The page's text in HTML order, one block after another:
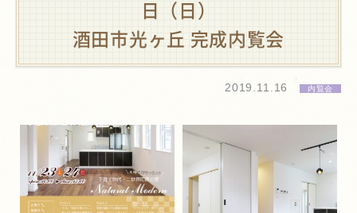
日（日）
酒田市光ヶ丘 完成内覧会
2019.11.16 内覧会